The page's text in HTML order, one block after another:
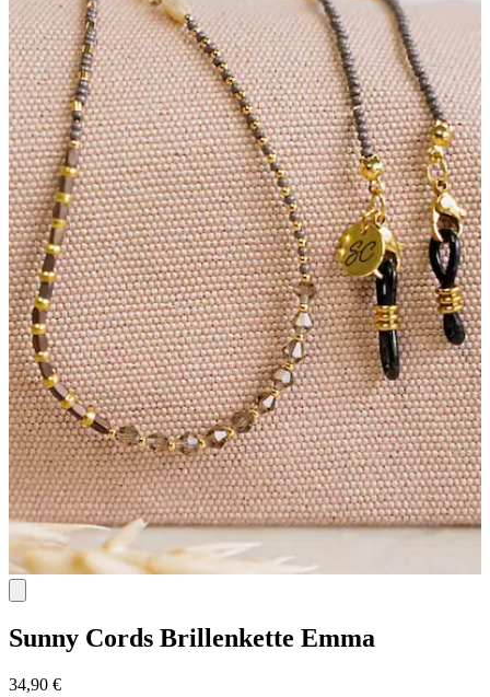
Sunny Cords Brillenkette Emma
34,90 €